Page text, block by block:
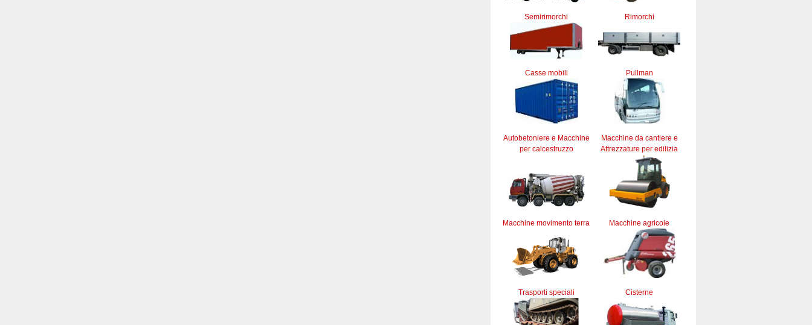
Semirimorchi Rimorchi
Casse mobili Pullman
Autobetoniere e Macchine
per calcestruzzo
Macchine da cantiere e
Attrezzature per edilizia
Macchine movimento terra Macchine agricole
Trasporti speciali Cisterne